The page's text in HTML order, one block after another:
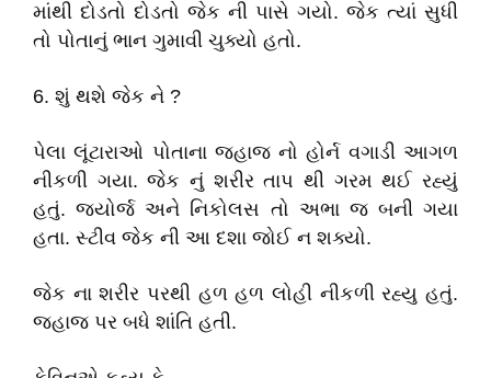
માંથી દોડતો દોડતો જેક ની પાસે ગયો. જેક ત્યાં સુધી
તો પોતાનું ભાન ગુમાવી ચુક્યો હતો.
6. શું થશે જેક ને ?
પેલા લૂંટારાઓ પોતાના જહાજ નો હોર્ન વગાડી આગળ
નીકળી ગયા. જેક નું શરીર તાપ થી ગરમ થઈ રહ્યું
હતું. જ્યોર્જ અને નિકોલસ તો અભા જ બની ગયા
હતા. સ્ટીવ જેક ની આ દશા જોઈ ન શક્યો.
જેક ના શરીર પરથી હળ હળ લોહી નીકળી રહ્યુ હતું.
જહાજ પર બધે શાંતિ હતી.